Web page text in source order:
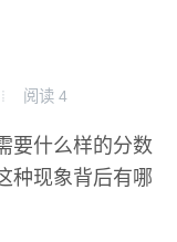
阅读 4
要什么样的分数
种现象背后有哪